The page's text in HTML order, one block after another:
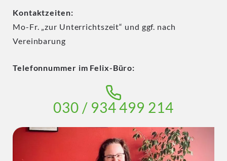
Kontaktzeiten:
Mo-Fr. „zur Unterrichtszeit“ und ggf. nach
Vereinbarung
Telefonnummer im Felix-Büro:
030 / 934 499 214